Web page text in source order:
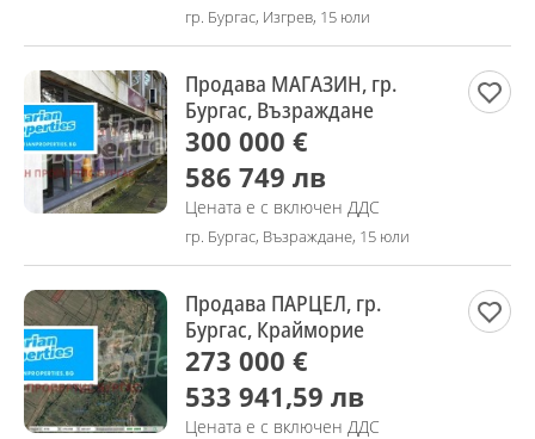
гр. Бургас, Изгрев, 15 юли
Продава МАГАЗИН, гр.
Бургас, Възраждане
300 000 €
586 749 лв
Цената е с включен ДДС
гр. Бургас, Възраждане, 15 юли
Продава ПАРЦЕЛ, гр.
Бургас, Крайморие
273 000 €
533 941,59 лв
Цената е с включен ДДС